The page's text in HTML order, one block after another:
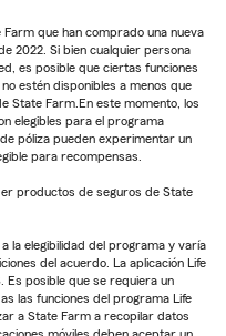
que han comprado una nueva
2022. Si bien cualquier persona
es posible que ciertas funciones
estén disponibles a menos que
State Farm.En este momento, los
elegibles para el programa
póliza pueden experimentar un
para recompensas.
productos de seguros de State
la elegibilidad del programa y varía
del acuerdo. La aplicación Life
Es posible que se requiera un
las funciones del programa Life
a State Farm a recopilar datos